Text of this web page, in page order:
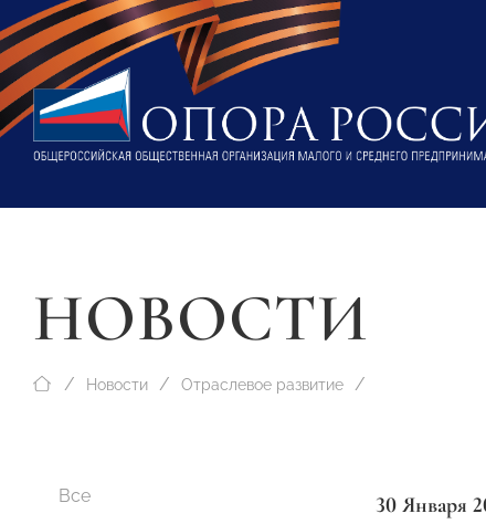
НОВОСТИ
Новости Отраслевое развитие
Все
30 Января